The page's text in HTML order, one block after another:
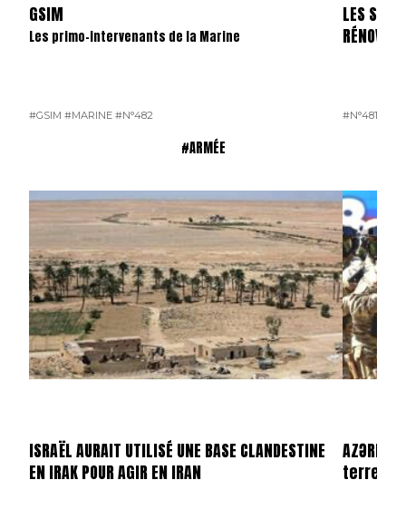
GSIM
Les primo-intervenants de la Marine
#GSIM #MARINE #N°482
LES
RÉNOVÉS
#N°481
#ARMÉE
ISRAËL AURAIT UTILISÉ UNE BASE CLANDESTINE
EN IRAK POUR AGIR EN IRAN